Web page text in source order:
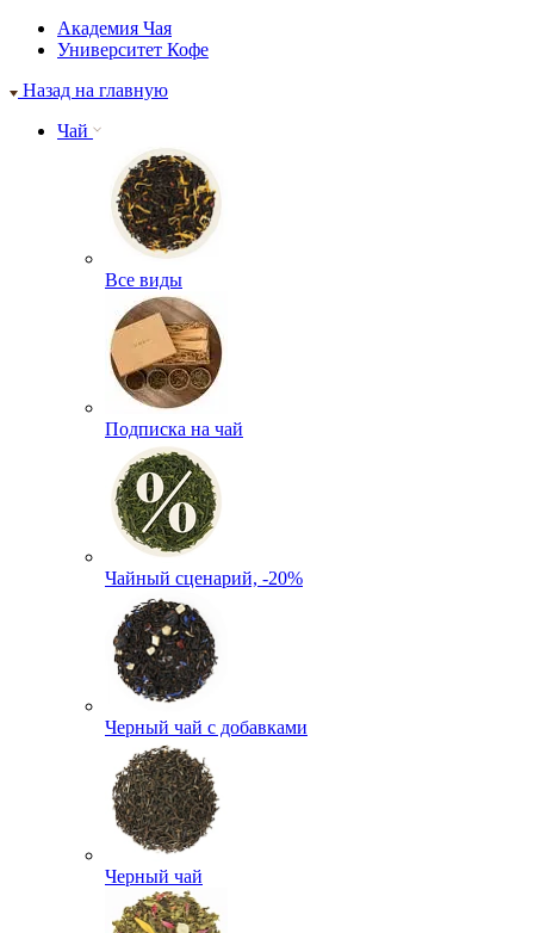
Академия Чая
Университет Кофе
Назад на главную
Чай
Все виды
Подписка на чай
Чайный сценарий, -20%
Черный чай с добавками
Черный чай